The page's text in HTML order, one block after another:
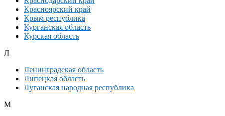
Красноярский край
Крым республика
Курганская область
Курская область
Л
Ленинградская область
Липецкая область
Луганская народная республика
М